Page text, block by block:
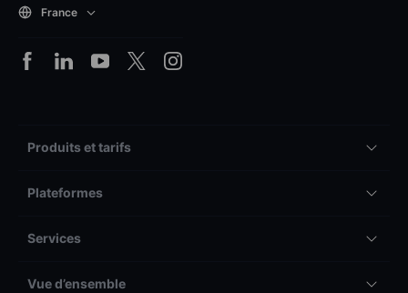
France
Produits et tarifs
Plateformes
Services
Vue d’ensemble